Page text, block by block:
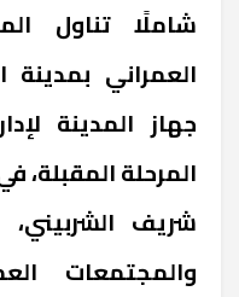
شاملًا تناول
العمراني
جهاز المدينة
المرحلة
شريف الشربيني،
والمجتمعات